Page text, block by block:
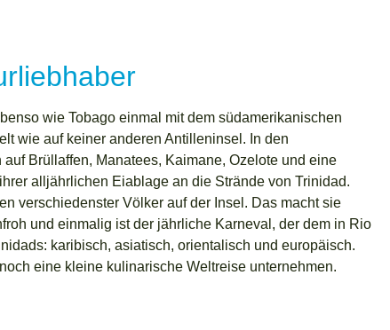
wie Tobago einmal mit dem südamerikanischen
wie auf keiner anderen Antilleninsel. In den
Brüllaffen, Manatees, Kaimane, Ozelote und eine
alljährlichen Eiablage an die Strände von Trinidad.
verschiedenster Völker auf der Insel. Das macht sie
und einmalig ist der jährliche Karneval, der dem in Rio
karibisch, asiatisch, orientalisch und europäisch.
eine kleine kulinarische Weltreise unternehmen.